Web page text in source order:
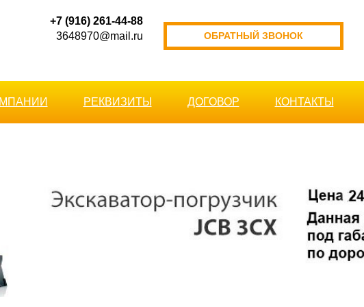
+7 (916) 261-44-88
3648970@mail.ru
ОБРАТНЫЙ ЗВОНОК
РЕКВИЗИТЫ ДОГОВОР КОНТАКТЫ